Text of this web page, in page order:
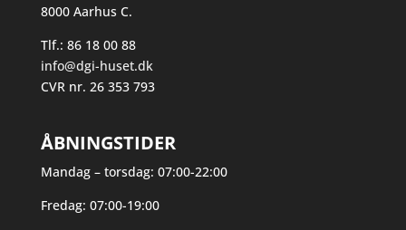
8000 Aarhus C.
Tlf.: 86 18 00 88
info@dgi-huset.dk
CVR nr. 26 353 793
ÅBNINGSTIDER
Mandag – torsdag: 07:00-22:00
Fredag: 07:00-19:00